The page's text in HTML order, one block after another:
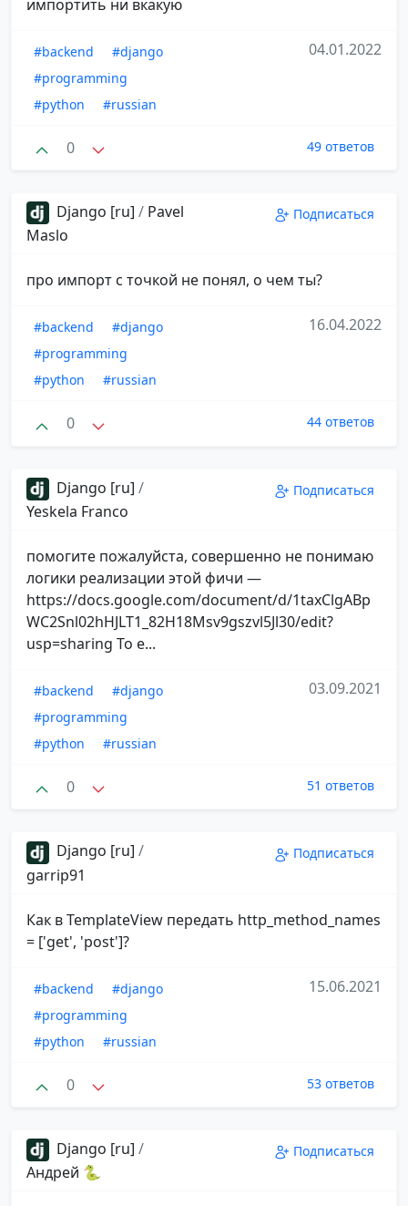
импортить ни вкакую
#backend
#django
#programming
#python
#russian
04.01.2022
0 49 ответов
Django [ru] / Pavel
Maslo
Подписаться
про импорт с точкой не понял, о чем ты?
#backend
#django
#programming
#python
#russian
16.04.2022
0 44 ответов
Django [ru] /
Yeskela Franco
Подписаться
помогите пожалуйста, совершенно не понимаю
логики реализации этой фичи —
https://docs.google.com/document/d/1taxClgABp
WC2Snl02hHJLT1_82H18Msv9gszvl5Jl30/edit?
usp=sharing То е...
#backend
#django
#programming
#python
#russian
03.09.2021
0 51 ответов
Django [ru] /
garrip91
Подписаться
Как в TemplateView передать http_method_names
= ['get', 'post']?
#backend
#django
#programming
#python
#russian
15.06.2021
0 53 ответов
Django [ru] /
Андрей 🐍
Подписаться